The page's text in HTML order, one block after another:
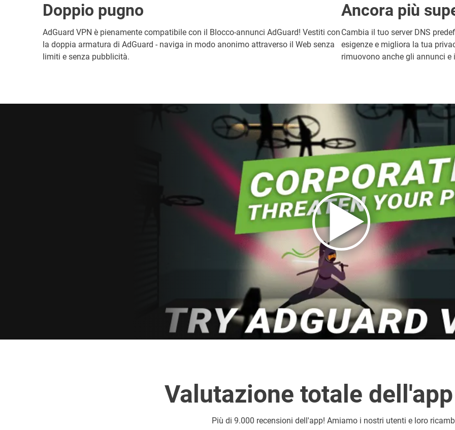
Doppio pugno
AdGuard VPN è pienamente compatibile con il Blocco-annunci AdGuard! Vestiti con
la doppia armatura di AdGuard - naviga in modo anonimo attraverso il Web senza
limiti e senza pubblicità.
Ancora più
Cambia il tuo server DNS
esigenze e migliora la tua
rimuovono anche gli annunci
Valutazione totale
Più di 9.000 recensioni dell'app! Amiamo i nostri utenti e loro